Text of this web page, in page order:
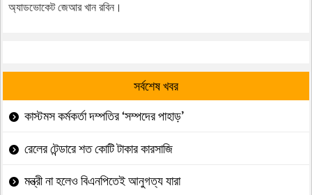
অ্যাডভোকেট জেআর খান রবিন।
সর্বশেষ খবর
কাস্টমস কর্মকর্তা দম্পতির ‘সম্পদের পাহাড়’
রেলের টেন্ডারে শত কোটি টাকার কারসাজি
মন্ত্রী না হলেও বিএনপিতেই আনুগত্য যারা